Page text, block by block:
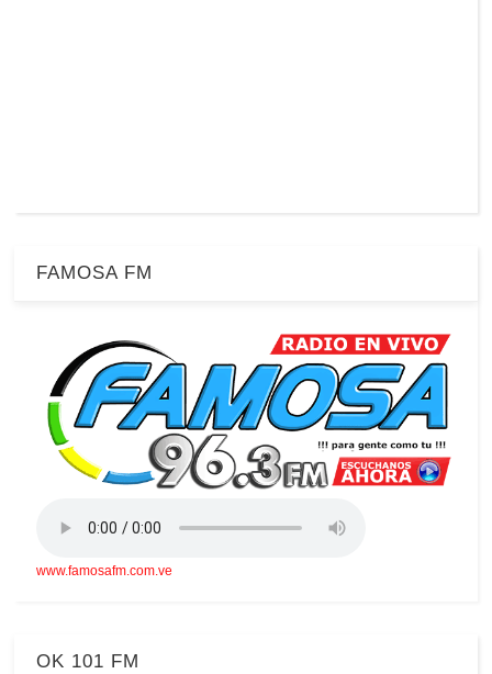
FAMOSA FM
www.famosafm.com.ve
OK 101 FM